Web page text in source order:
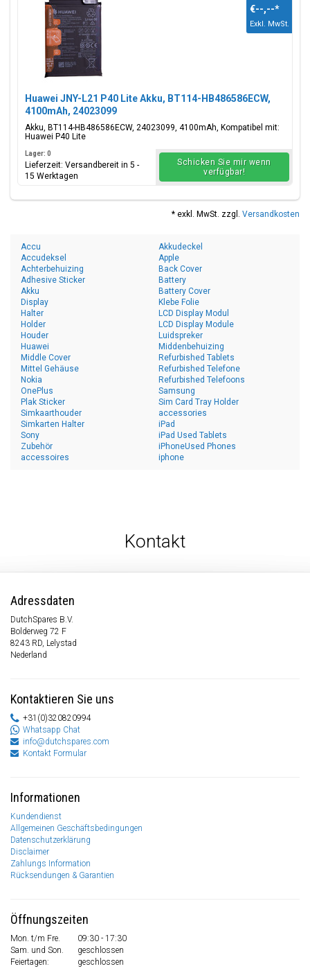
Huawei JNY-L21 P40 Lite Akku, BT114-HB486586ECW,
4100mAh, 24023099
Akku, BT114-HB486586ECW, 24023099, 4100mAh, Kompatibel mit:
Huawei P40 Lite
€--,--*
Exkl. MwSt.
Lager: 0
Lieferzeit: Versandbereit in 5 -
15 Werktagen
Schicken Sie mir wenn
verfügbar!
* exkl. MwSt. zzgl. Versandkosten
Accu
Accudeksel
Achterbehuizing
Adhesive Sticker
Akku
Akkudeckel
Apple
Back Cover
Battery
Battery Cover
Display
Halter
Holder
Houder
Huawei
Klebe Folie
LCD Display Modul
LCD Display Module
Luidspreker
Middenbehuizing
Middle Cover
Mittel Gehäuse
Nokia
OnePlus
Plak Sticker
Refurbished Tablets
Refurbished Telefone
Refurbished Telefoons
Samsung
Sim Card Tray Holder
Simkaarthouder
Simkarten Halter
Sony
Zubehör
accessoires
accessories
iPad
iPad Used Tablets
iPhoneUsed Phones
iphone
Kontakt
Adressdaten
DutchSpares B.V.
Bolderweg 72 F
8243 RD, Lelystad
Nederland
Kontaktieren Sie uns
+31(0)320820994
Whatsapp Chat
info@dutchspares.com
Kontakt Formular
Informationen
Kundendienst
Allgemeinen Geschäftsbedingungen
Datenschutzerklärung
Disclaimer
Zahlungs Information
Rücksendungen & Garantien
Öffnungszeiten
Mon. t/m Fre.
09:30 - 17:30
Sam. und Son.
geschlossen
Feiertagen:
geschlossen